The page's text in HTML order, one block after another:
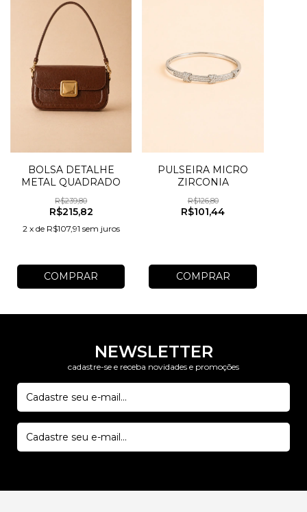
BOLSA DETALHE
METAL QUADRADO
R$239,80
R$215,82
2 x de R$107,91 sem juros
COMPRAR
PULSEIRA MICRO
ZIRCONIA
R$126,80
R$101,44
COMPRAR
NEWSLETTER
cadastre-se e receba novidades e promoções